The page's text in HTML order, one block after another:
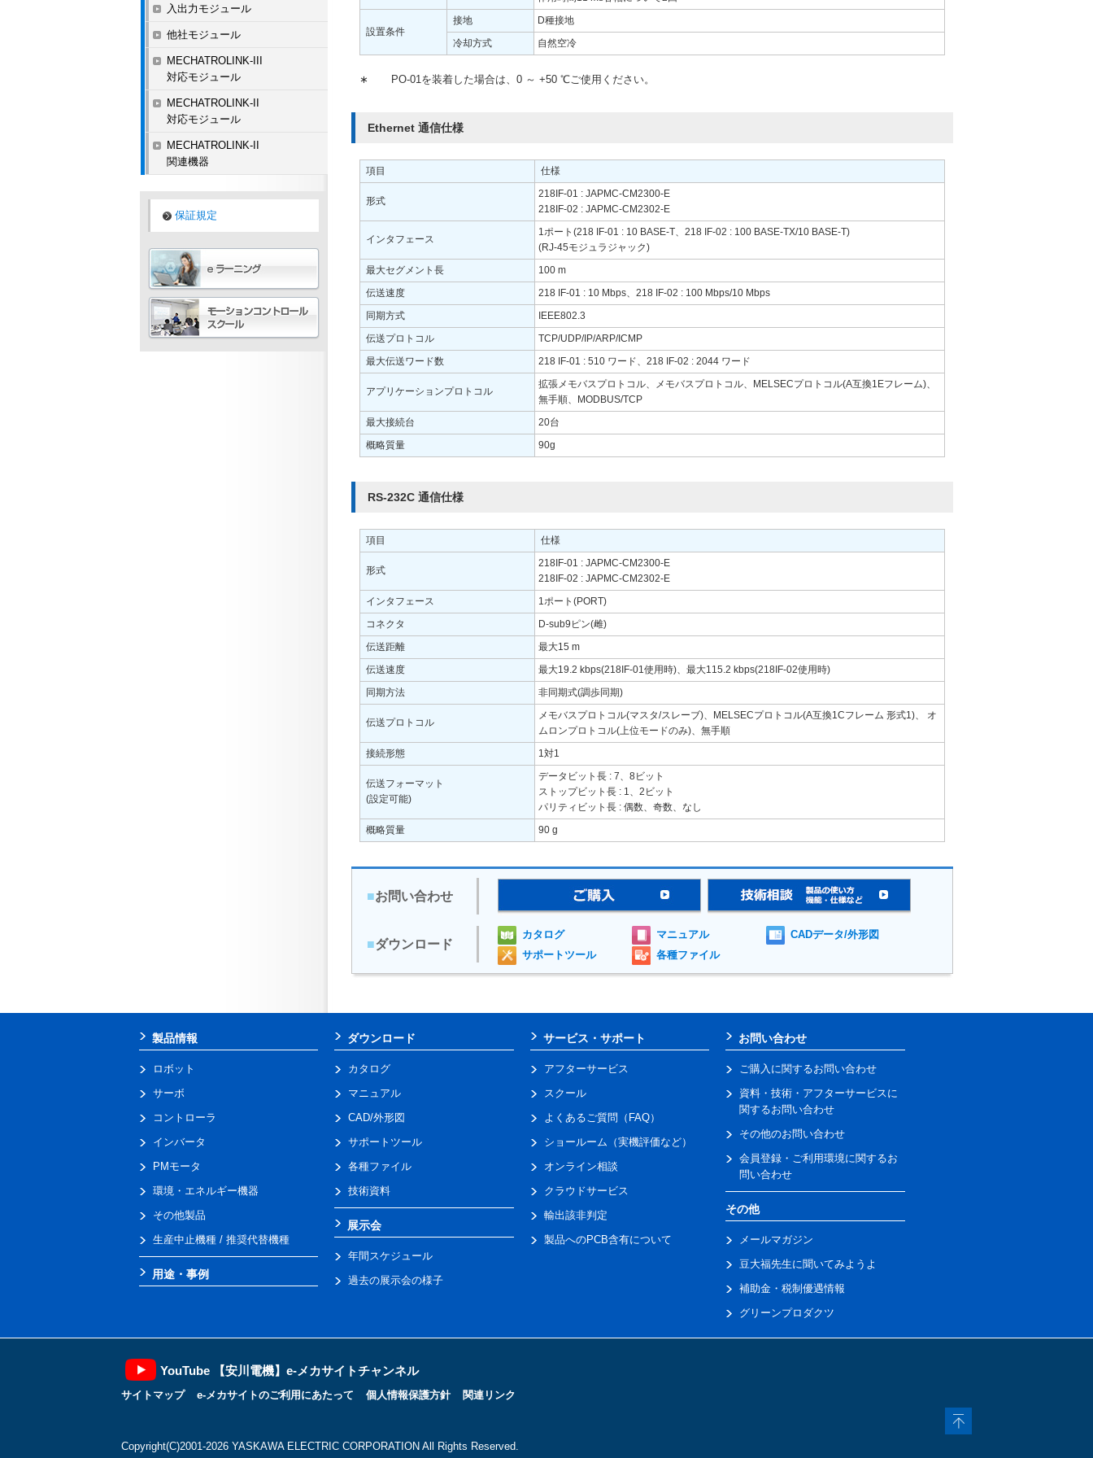
設置条件
接地
D種接地
冷却方式
自然空冷
∗ PO-01を装着した場合は、0 ～ +50 ℃ご使用ください。
Ethernet 通信仕様
項目 仕様
形式
218IF-01 : JAPMC-CM2300-E
218IF-02 : JAPMC-CM2302-E
インタフェース
1ポート(218 IF-01 : 10 BASE-T、218 IF-02 : 100 BASE-TX/10 BASE-T)
(RJ-45モジュラジャック)
最大セグメント長
100 m
伝送速度
218 IF-01 : 10 Mbps、218 IF-02 : 100 Mbps/10 Mbps
同期方式
IEEE802.3
伝送プロトコル
TCP/UDP/IP/ARP/ICMP
最大伝送ワード数
218 IF-01 : 510 ワード、218 IF-02 : 2044 ワード
アプリケーションプロトコル
拡張メモバスプロトコル、メモバスプロトコル、MELSECプロトコル(A互換1Eフレーム)、
無手順、MODBUS/TCP
最大接続台
20台
概略質量
90g
RS-232C 通信仕様
項目 仕様
形式
218IF-01 : JAPMC-CM2300-E
218IF-02 : JAPMC-CM2302-E
インタフェース
1ポート(PORT)
コネクタ
D-sub9ピン(雌)
伝送距離
最大15 m
伝送速度
最大19.2 kbps(218IF-01使用時)、最大115.2 kbps(218IF-02使用時)
同期方法
非同期式(調歩同期)
伝送プロトコル
メモバスプロトコル(マスタ/スレーブ)、MELSECプロトコル(A互換1Cフレーム 形式1)、 オ
ムロンプロトコル(上位モードのみ)、無手順
接続形態
1対1
伝送フォーマット
(設定可能)
データビット長 : 7、8ビット
ストップビット長 : 1、2ビット
パリティビット長 : 偶数、奇数、なし
概略質量
90 g
■お問い合わせ
■ダウンロード
カタログ マニュアル
CADデータ/外形図
サポートツール
各種ファイル
入出力モジュール
他社モジュール
MECHATROLINK-III
対応モジュール
MECHATROLINK-II
対応モジュール
MECHATROLINK-II
関連機器
保証規定
製品情報
ロボット
サーボ
コントローラ
インバータ
PMモータ
環境・エネルギー機器
その他製品
生産中止機種 / 推奨代替機種
用途・事例
ダウンロード
カタログ
マニュアル
CAD/外形図
サポートツール
各種ファイル
技術資料
展示会
年間スケジュール
過去の展示会の様子
サービス・サポート
アフターサービス
スクール
よくあるご質問（FAQ）
ショールーム（実機評価など）
オンライン相談
クラウドサービス
輸出該非判定
製品へのPCB含有について
お問い合わせ
ご購入に関するお問い合わせ
資料・技術・アフターサービスに
関するお問い合わせ
その他のお問い合わせ
会員登録・ご利用環境に関するお
問い合わせ
その他
メールマガジン
豆大福先生に聞いてみようよ
補助金・税制優遇情報
グリーンプロダクツ
YouTube 【安川電機】e-メカサイトチャンネル
サイトマップ e-メカサイトのご利用にあたって 個人情報保護方針 関連リンク
Copyright(C)2001‐2026 YASKAWA ELECTRIC CORPORATION All Rights Reserved.